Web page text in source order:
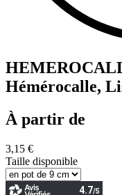
Hémérocalle,
À partir de
3,15 €
Taille disponible